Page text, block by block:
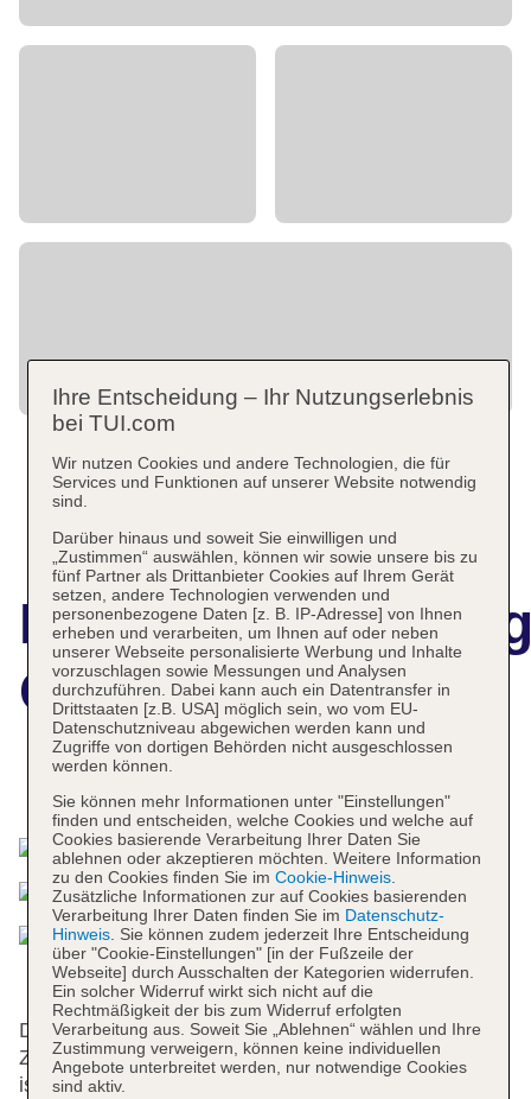
Castell Son Claret
Das bietet Ihre Unterkunft
Das Hotel mit einem Aufzug verfügt über 38
Zimmer. Das freundliche Personal an der Rezeption
ist gerne bei allen Fragen behilflich. Die Einrichtung
Ihre Entscheidung – Ihr Nutzungserlebnis
bei TUI.com
Wir nutzen Cookies und andere Technologien, die für
Services und Funktionen auf unserer Website notwendig
sind.
Darüber hinaus und soweit Sie einwilligen und
„Zustimmen“ auswählen, können wir sowie unsere bis zu
fünf Partner als Drittanbieter Cookies auf Ihrem Gerät
setzen, andere Technologien verwenden und
personenbezogene Daten [z. B. IP-Adresse] von Ihnen
erheben und verarbeiten, um Ihnen auf oder neben
unserer Webseite personalisierte Werbung und Inhalte
vorzuschlagen sowie Messungen und Analysen
durchzuführen. Dabei kann auch ein Datentransfer in
Drittstaaten [z.B. USA] möglich sein, wo vom EU-
Datenschutzniveau abgewichen werden kann und
Zugriffe von dortigen Behörden nicht ausgeschlossen
werden können.
Sie können mehr Informationen unter "Einstellungen"
finden und entscheiden, welche Cookies und welche auf
Cookies basierende Verarbeitung Ihrer Daten Sie
ablehnen oder akzeptieren möchten. Weitere Information
zu den Cookies finden Sie im Cookie-Hinweis.
Zusätzliche Informationen zur auf Cookies basierenden
Verarbeitung Ihrer Daten finden Sie im Datenschutz-
Hinweis. Sie können zudem jederzeit Ihre Entscheidung
über "Cookie-Einstellungen" [in der Fußzeile der
Webseite] durch Ausschalten der Kategorien widerrufen.
Ein solcher Widerruf wirkt sich nicht auf die
Rechtmäßigkeit der bis zum Widerruf erfolgten
Verarbeitung aus. Soweit Sie „Ablehnen“ wählen und Ihre
Zustimmung verweigern, können keine individuellen
Angebote unterbreitet werden, nur notwendige Cookies
sind aktiv.